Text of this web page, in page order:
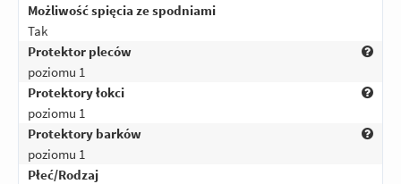
Możliwość spięcia ze spodniami
Tak
Protektor pleców
poziomu 1
Protektory łokci
poziomu 1
Protektory barków
poziomu 1
Płeć/Rodzaj